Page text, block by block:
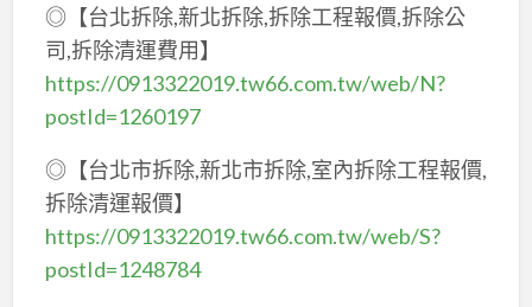
◎【台北拆除,新北拆除,拆除工程報價,拆除公
司,拆除清運費用】
https://0913322019.tw66.com.tw/web/N?
postId=1260197
◎【台北市拆除,新北市拆除,室內拆除工程報價,
拆除清運報價】
https://0913322019.tw66.com.tw/web/S?
postId=1248784